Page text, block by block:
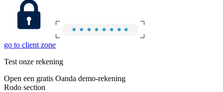
go to client zone
Test onze rekening
Open een gratis Oanda demo-rekening
Rodo section